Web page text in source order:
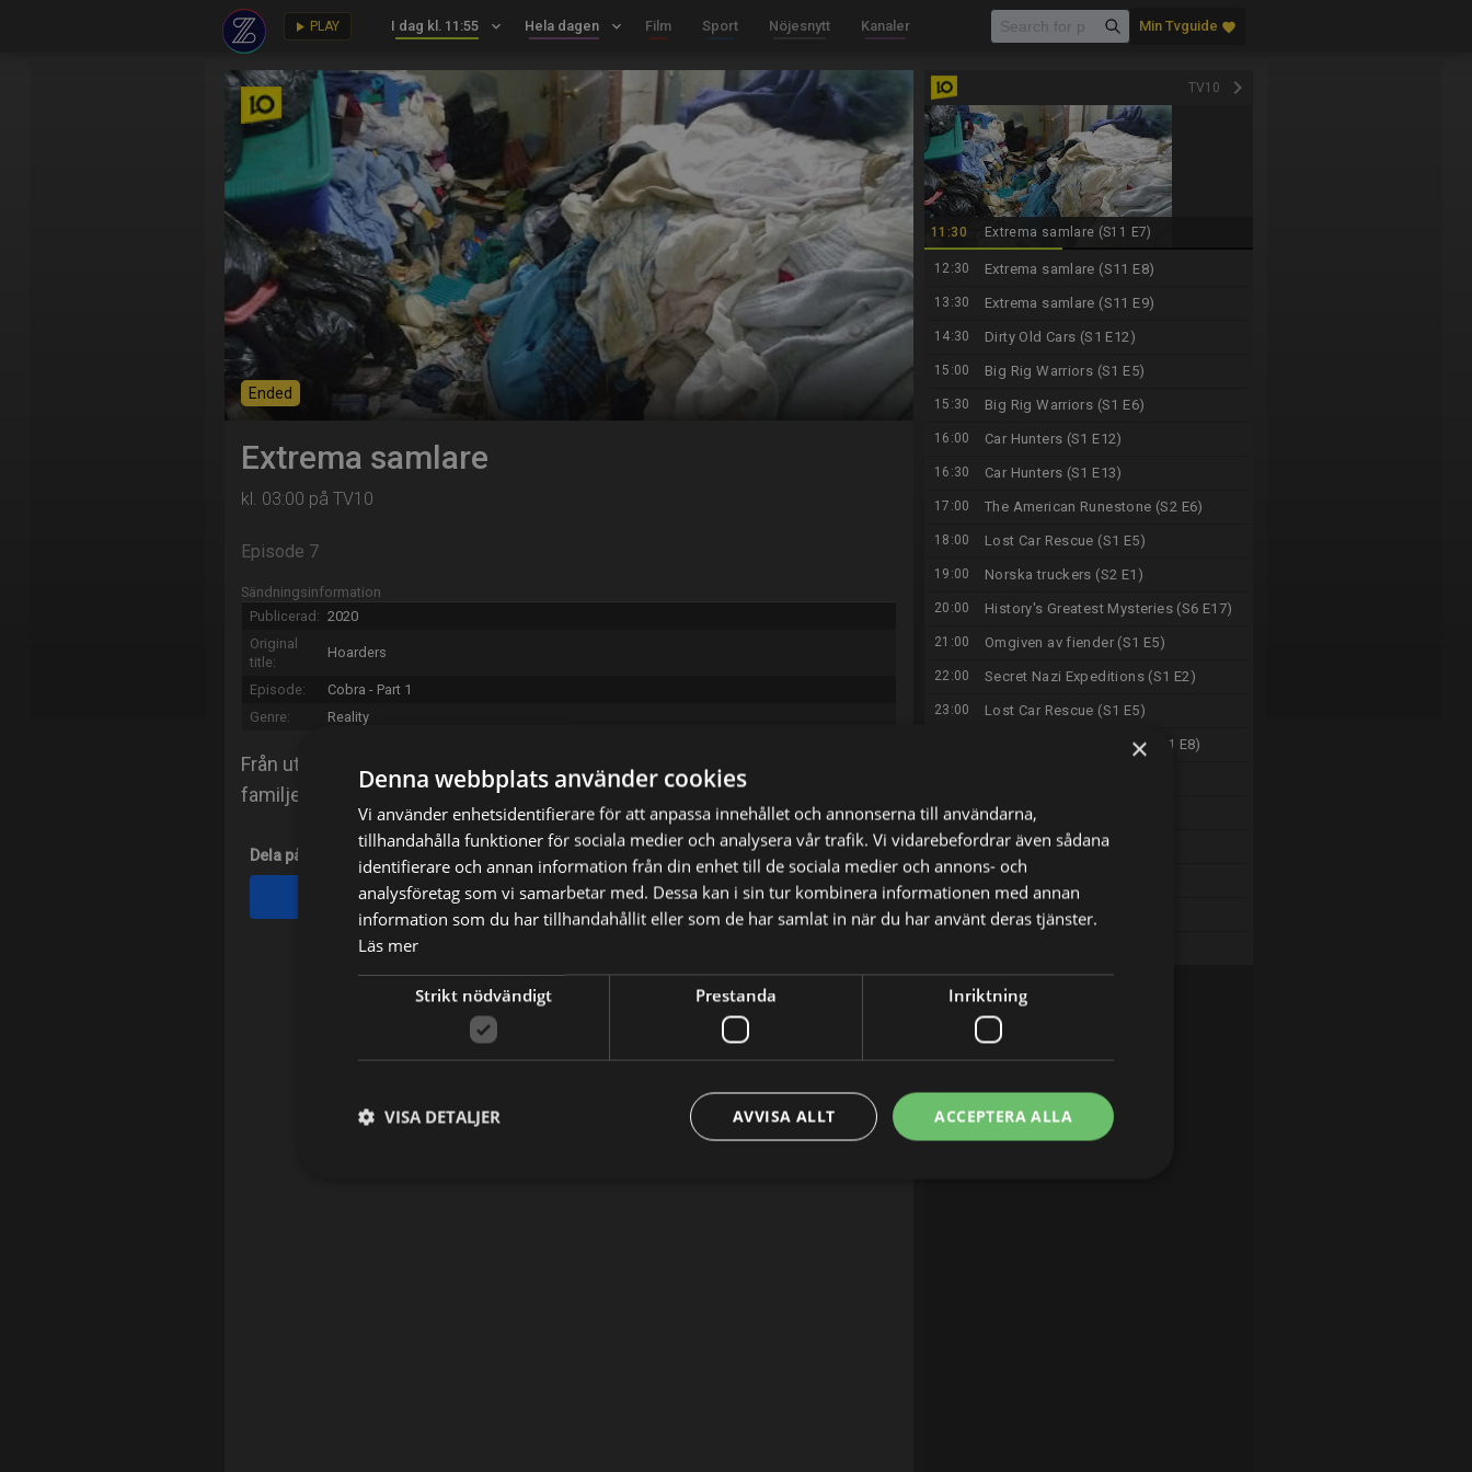
play_arrow PLAY I dag kl. 11:55 keyboard_arrow_down Hela dagen keyboard_arrow_down Film Sport Nöjesnytt Kanaler Min Tvguide favorite
Ended
Extrema samlare
kl. 03:00 på TV10
Episode 7
Sändningsinformation
Publicerad: 2020
Original
title:
Hoarders
Episode:
Cobra - Part 1
Genre:
Reality
Från utsidan ser deras hem ut precis som alla andra. Men på insidan kämpar
familjer med att överleva bland skräpet som tagit över deras liv.
Dela på
Facebook X E-postadress
TV10 keyboard_arrow_right
11:30 Extrema samlare (S11 E7)
12:30 Extrema samlare (S11 E8)
13:30 Extrema samlare (S11 E9)
14:30 Dirty Old Cars (S1 E12)
15:00 Big Rig Warriors (S1 E5)
15:30 Big Rig Warriors (S1 E6)
16:00 Car Hunters (S1 E12)
16:30 Car Hunters (S1 E13)
17:00 The American Runestone (S2 E6)
18:00 Lost Car Rescue (S1 E5)
19:00 Norska truckers (S2 E1)
20:00 History's Greatest Mysteries (S6 E17)
21:00 Omgiven av fiender (S1 E5)
22:00 Secret Nazi Expeditions (S1 E2)
23:00 Lost Car Rescue (S1 E5)
Damian Lewis: Spy Wars (S1 E8)
02:00 Police 24/7 (S2 E20)
03:00 Police 24/7 (S2 E21)
04:30 OSL 24-7 (S2 E22)
×
Denna webbplats använder cookies
Vi använder enhetsidentifierare för att anpassa innehållet och annonserna till användarna,
tillhandahålla funktioner för sociala medier och analysera vår trafik. Vi vidarebefordrar även sådana
identifierare och annan information från din enhet till de sociala medier och annons- och
analysföretag som vi samarbetar med. Dessa kan i sin tur kombinera informationen med annan
information som du har tillhandahållit eller som de har samlat in när du har använt deras tjänster.
Läs mer
Strikt nödvändigt Prestanda Inriktning
ACCEPTERA ALLA
AVVISA ALLT
VISA DETALJER